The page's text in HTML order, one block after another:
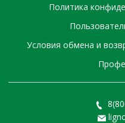
Политика
Условия обмена и